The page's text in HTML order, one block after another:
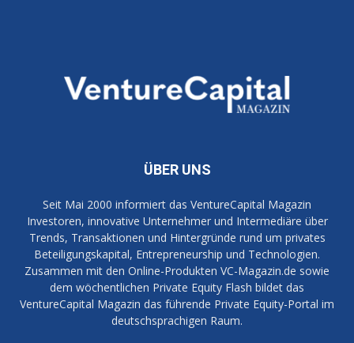
ÜBER UNS
Seit Mai 2000 informiert das VentureCapital Magazin
Investoren, innovative Unternehmer und Intermediäre über
Trends, Transaktionen und Hintergründe rund um privates
Beteiligungskapital, Entrepreneurship und Technologien.
Zusammen mit den Online-Produkten VC-Magazin.de sowie
dem wöchentlichen Private Equity Flash bildet das
VentureCapital Magazin das führende Private Equity-Portal im
deutschsprachigen Raum.